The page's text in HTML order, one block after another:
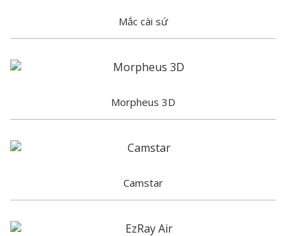
Mắc cài sứ
Morpheus 3D
Camstar